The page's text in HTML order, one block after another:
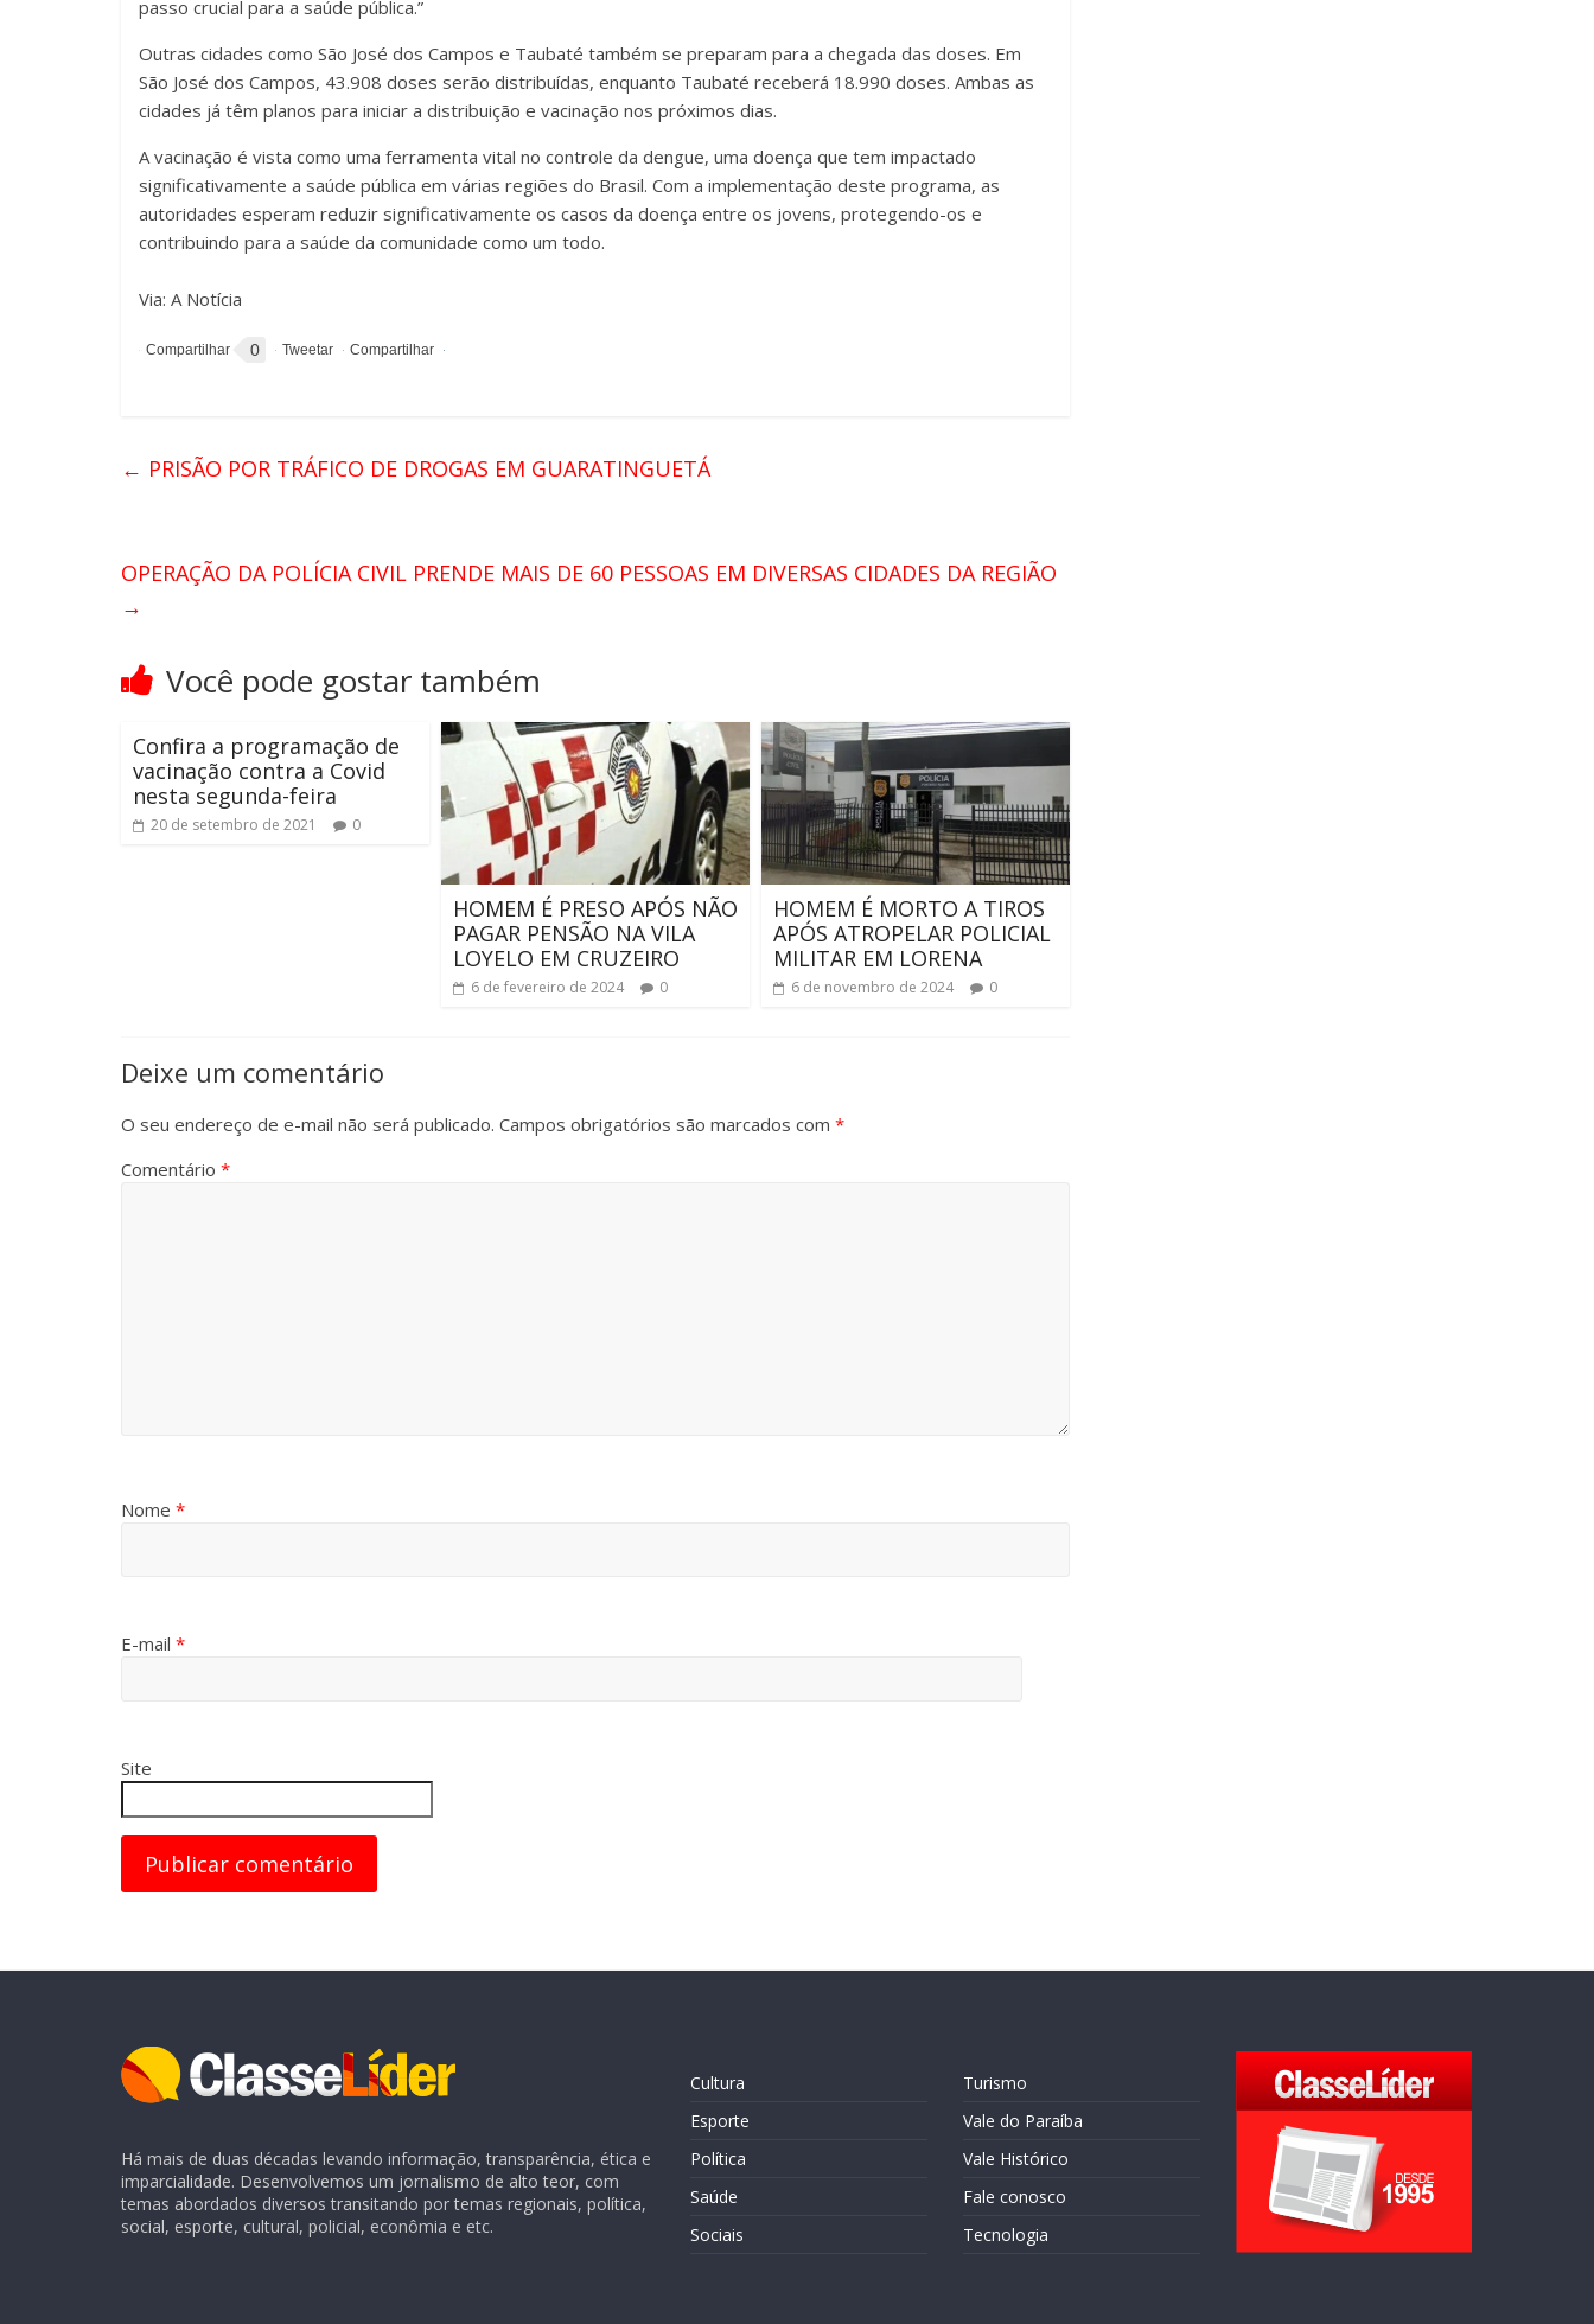
passo crucial para a saúde pública.”
Outras cidades como São José dos Campos e Taubaté também se preparam para a chegada das doses. Em
São José dos Campos, 43.908 doses serão distribuídas, enquanto Taubaté receberá 18.990 doses. Ambas as
cidades já têm planos para iniciar a distribuição e vacinação nos próximos dias.
A vacinação é vista como uma ferramenta vital no controle da dengue, uma doença que tem impactado
significativamente a saúde pública em várias regiões do Brasil. Com a implementação deste programa, as
autoridades esperam reduzir significativamente os casos da doença entre os jovens, protegendo-os e
contribuindo para a saúde da comunidade como um todo.
Via: A Notícia
0
← PRISÃO POR TRÁFICO DE DROGAS EM GUARATINGUETÁ
OPERAÇÃO DA POLÍCIA CIVIL PRENDE MAIS DE 60 PESSOAS EM DIVERSAS CIDADES DA REGIÃO
→
Você pode gostar também
Confira a programação de
vacinação contra a Covid
nesta segunda-feira
20 de setembro de 2021 0
HOMEM É PRESO APÓS NÃO
PAGAR PENSÃO NA VILA
LOYELO EM CRUZEIRO
6 de fevereiro de 2024 0
HOMEM É MORTO A TIROS
APÓS ATROPELAR POLICIAL
MILITAR EM LORENA
6 de novembro de 2024 0
Deixe um comentário
O seu endereço de e-mail não será publicado. Campos obrigatórios são marcados com *
Comentário *
Nome *
E-mail *
Site
Há mais de duas décadas levando informação, transparência, ética e
imparcialidade. Desenvolvemos um jornalismo de alto teor, com
temas abordados diversos transitando por temas regionais, política,
social, esporte, cultural, policial, econômia e etc.
Cultura
Esporte
Política
Saúde
Sociais
Turismo
Vale do Paraíba
Vale Histórico
Fale conosco
Tecnologia